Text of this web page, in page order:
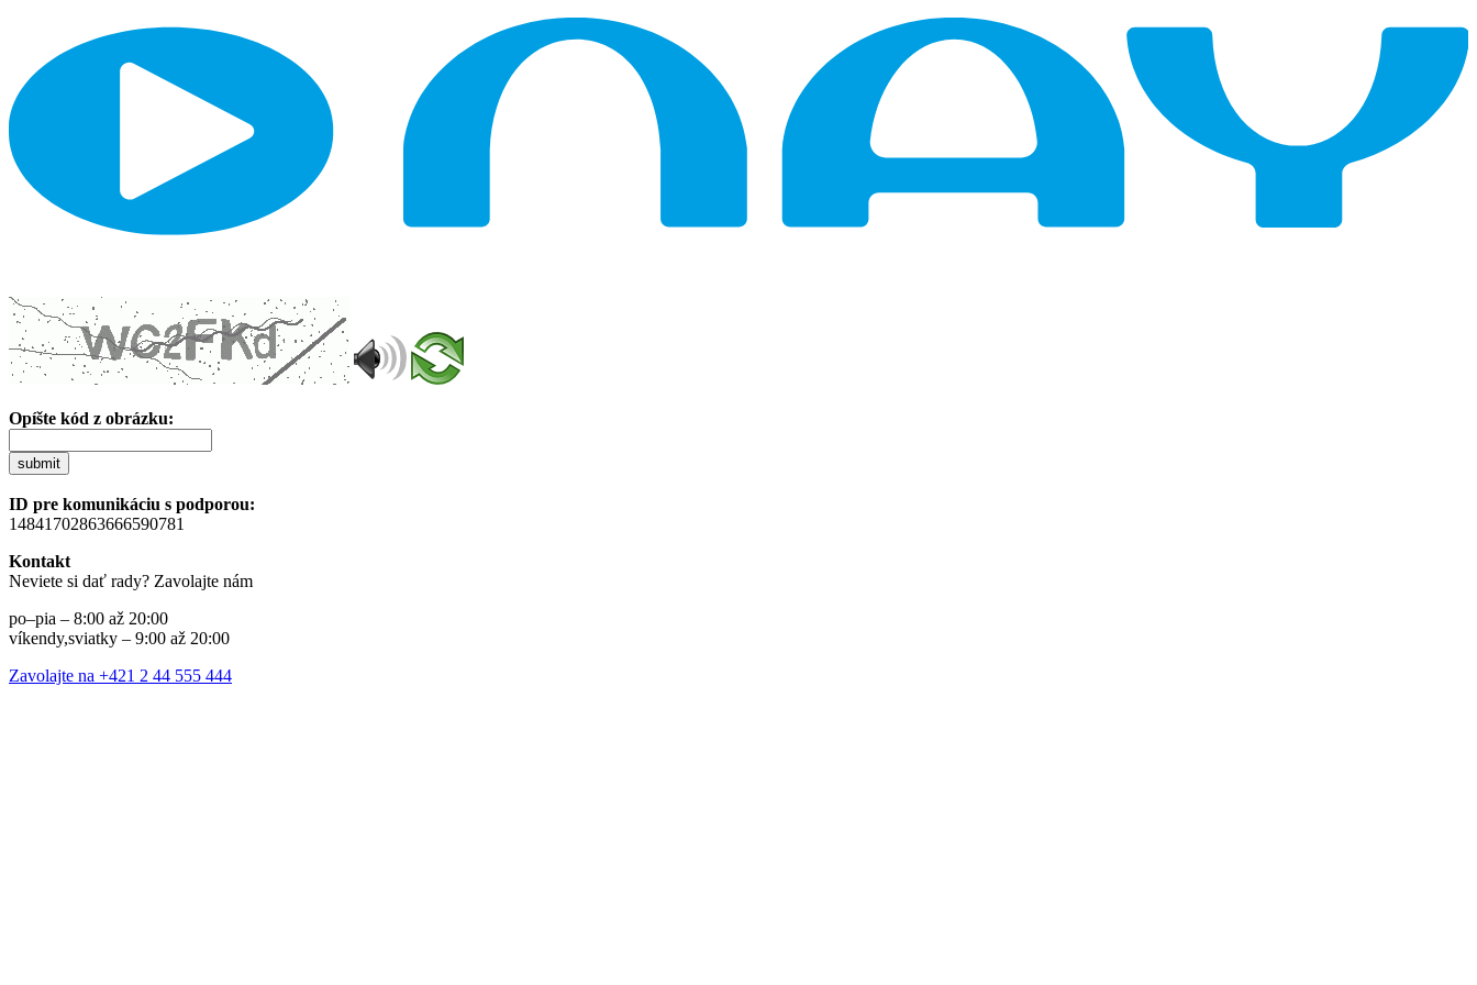
Opíšte kód z obrázku:
submit
ID pre komunikáciu s podporou:
14841702863666590781
Kontakt
Neviete si dať rady? Zavolajte nám
po–pia – 8:00 až 20:00
víkendy,sviatky – 9:00 až 20:00
Zavolajte na +421 2 44 555 444